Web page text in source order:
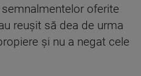
oferite
reușit să dea de urma
și nu a negat cele